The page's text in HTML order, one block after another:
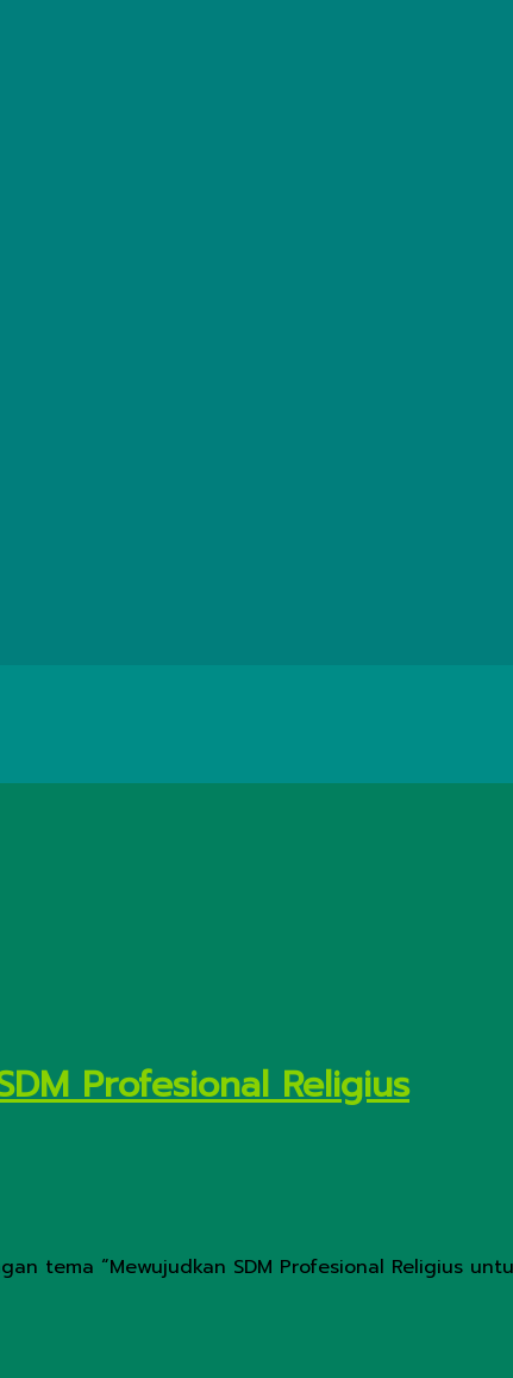
Profesional Religius
tema “Mewujudkan SDM Profesional Religius